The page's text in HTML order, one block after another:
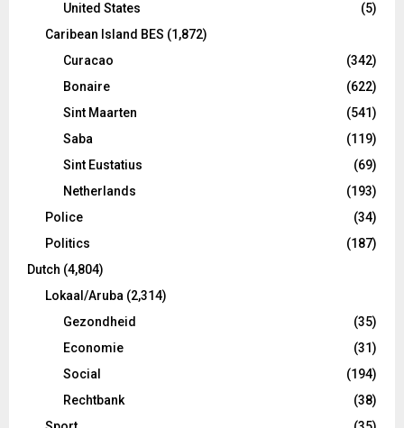
United States
(5)
Caribean Island BES (1,872)
Curacao
(342)
Bonaire
(622)
Sint Maarten
(541)
Saba
(119)
Sint Eustatius
(69)
Netherlands
(193)
Police
(34)
Politics
(187)
Dutch (4,804)
Lokaal/Aruba (2,314)
Gezondheid
(35)
Economie
(31)
Social
(194)
Rechtbank
(38)